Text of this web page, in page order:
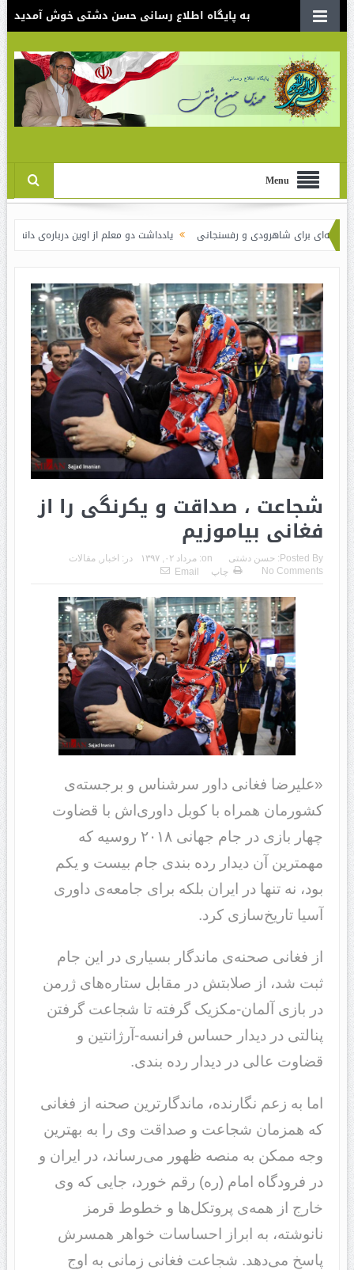
به پایگاه اطلاع رسانی حسن دشتی خوش آمدید
Menu
شاهرودی و رفسنجانی یادداشت دو معلم از اوین درباره‌ی دانش‌آموزانی که
شجاعت ، صداقت و یکرنگی را از
فغانی بیاموزیم
Posted By: حسن دشتی on: مرداد ۰۲, ۱۳۹۷ در: اخبار , مقالات
No Comments
چاپ Email
«علیرضا فغانی داور سرشناس و برجسته‌ی
کشورمان همراه با کوبل داوری‌اش با قضاوت
چهار بازی در جام جهانی ۲۰۱۸ روسیه که
مهمترین آن دیدار رده بندی جام بیست و یکم
بود، نه تنها در ایران بلکه برای جامعه‌ی داوری
آسیا تاریخ‌سازی کرد.
از فغانی صحنه‌ی ماندگار بسیاری در این جام
ثبت شد، از صلابتش در مقابل ستاره‌های ژرمن
در بازی آلمان-مکزیک گرفته تا شجاعت گرفتن
پنالتی در دیدار حساس فرانسه-آرژانتین و
قضاوت عالی در دیدار رده بندی.
اما به زعم نگارنده، ماندگارترین صحنه از فغانی
که همزمان شجاعت و صداقت وی را به بهترین
وجه ممکن به منصه ظهور می‌رساند، در ایران و
در فرودگاه امام (ره) رقم خورد، جایی که وی
خارج از همه‌ی پروتکل‌ها و خطوط قرمز
نانوشته، به ابراز احساسات خواهر همسرش
پاسخ می‌دهد. شجاعت فغانی زمانی به اوج